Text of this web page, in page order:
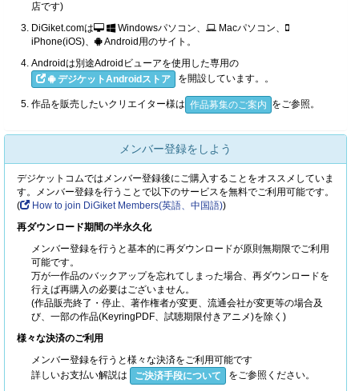
店です)
DiGiket.comは
Windowsパソコン、
Macパソコン、
iPhone(iOS)、
Android用のサイト。
Androidは別途Adroidビューアを使用した専用の
デジケットAndroidストア
を開設しています。。
作品を販売したいクリエイター様は 作品募集のご案内 をご参照。
メンバー登録をしよう
デジケットコムではメンバー登録後にご購入することをオススメしていま
す。メンバー登録を行うことで以下のサービスを無料でご利用可能です。
(
How to join DiGiket Members(英語、中国語))
再ダウンロード期間の半永久化
メンバー登録を行うと基本的に再ダウンロードが原則無期限でご利用
可能です。
万が一作品のバックアップを忘れてしまった場合、再ダウンロードを
行えば再購入の必要はございません。
(作品販売終了・停止、著作権者が変更、流通会社が変更等の場合及
び、一部の作品(KeyringPDF、試聴期限付きアニメ)を除く)
様々な決済のご利用
メンバー登録を行うと様々な決済をご利用可能です
詳しいお支払い解説は
ご決済手段について をご参照ください。